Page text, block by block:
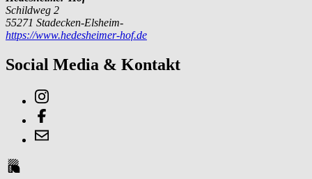
Schildweg 2
55271 Stadecken-Elsheim-
https://www.hedesheimer-hof.de
Social Media & Kontakt